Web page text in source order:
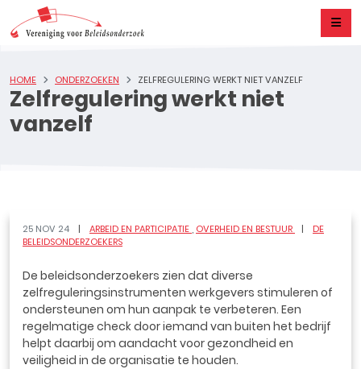
Zelfregulering werkt niet
vanzelf
HOME ONDERZOEKEN ZELFREGULERING WERKT NIET VANZELF
25 NOV 24 ARBEID EN PARTICIPATIE OVERHEID EN BESTUUR
DE
BELEIDSONDERZOEKERS
De beleidsonderzoekers zien dat diverse
zelfreguleringsinstrumenten werkgevers stimuleren of
ondersteunen om hun aanpak te verbeteren. Een
regelmatige check door iemand van buiten het bedrijf
helpt daarbij om aandacht voor gezondheid en
veiligheid in de organisatie te houden.